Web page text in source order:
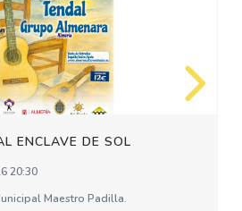
ENCLAVE DE SOL
20:30
Maestro Padilla.